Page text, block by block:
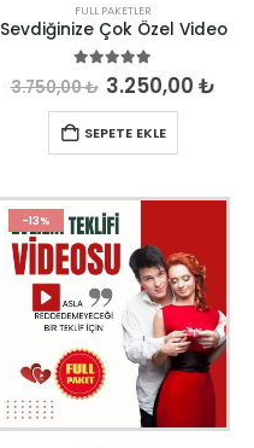
FULL PAKETLER
Sevdiğinize Çok Özel Video
5.00out of 5
3.750,00₺ 3.250,00₺
SEPETE EKLE
-13%